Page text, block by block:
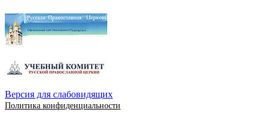
Версия для слабовидящих
Политика конфиденциальности